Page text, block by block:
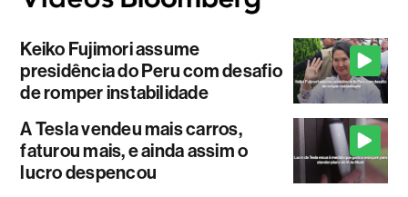
Keiko Fujimori assume
presidência do Peru com desafio
de romper instabilidade
A Tesla vendeu mais carros,
faturou mais, e ainda assim o
lucro despencou